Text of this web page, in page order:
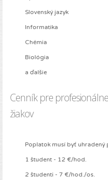
Slovenský jazyk
Informatika
Chémia
Biológia
a ďalšie
Cenník pre
žiakov
Poplatok musí byť
1 študent - 12 €/hod.
2 študenti - 7 €/hod./os.